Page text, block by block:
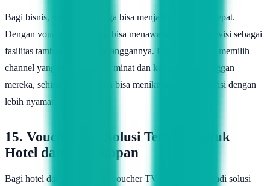
Bagi bisnis, voucher TV juga bisa menjadi solusi yang tepat.
Dengan voucher TV, bisnis bisa menawarkan siaran televisi sebagai
fasilitas tambahan untuk pelanggannya. Bisnis juga bisa memilih
channel yang sesuai dengan minat dan kebutuhan pelanggan
mereka, sehingga pelanggan bisa menikmati siaran televisi dengan
lebih nyaman.
15. Voucher TV, Solusi Terbaik untuk
Hotel dan Penginapan
Bagi hotel dan penginapan, voucher TV juga bisa menjadi solusi